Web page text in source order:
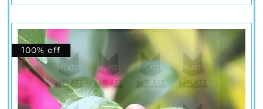
100% off